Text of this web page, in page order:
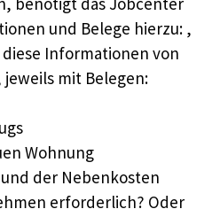
und Belege hierzu: ,
Informationen von
mit Belegen:
Wohnung
der Nebenkosten
erforderlich? Oder